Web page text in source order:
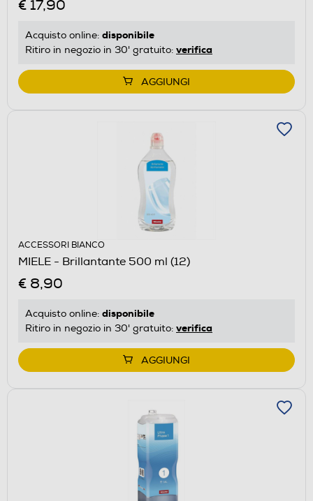
€ 17,90
Acquisto online: disponibile
Ritiro in negozio in 30' gratuito: verifica
AGGIUNGI
ACCESSORI BIANCO
MIELE - Brillantante 500 ml (12)
€ 8,90
Acquisto online: disponibile
Ritiro in negozio in 30' gratuito: verifica
AGGIUNGI